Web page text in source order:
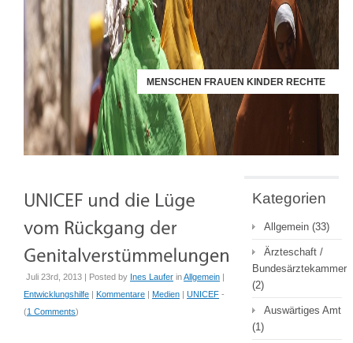
MENSCHEN FRAUEN KINDER RECHTE
Juli 23rd, 2013 | Posted by Ines Laufer inAllgemein |
Entwicklungshilfe | Kommentare | Medien | UNICEF -
(1 Comments)
Kategorien
Allgemein (33)
Ärzteschaft /
Bundesärztekammer
(2)
Auswärtiges Amt
(1)